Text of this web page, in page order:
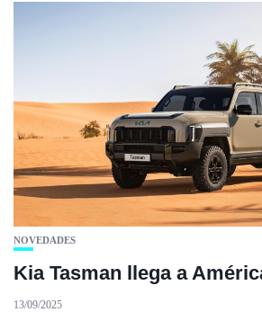
NOVEDADES
Kia Tasman llega a
13/09/2025